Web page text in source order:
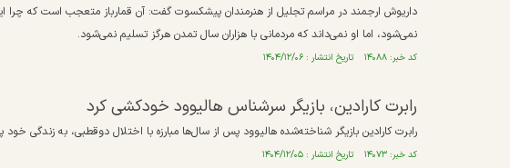
داریوش ارجمند در مراسم تجلیل از هنرمندان پیشکسوت گفت: آن قمارباز متعجب است که چرا
نمی‌شود، اما او نمی‌داند که مردمانی با هزاران سال تمدن هرگز تسلیم نمی‌شود.
کد خبر: ۱۴۰۸۸ تاریخ انتشار : ۱۴۰۴/۱۲/۰۶
رابرت کارادین، بازیگر سرشناس هالیوود خودکشی کرد
رابرت کارادین بازیگر شناخته‌شده هالیوود پس از سال‌ها مبارزه با اختلال دوقطبی، به زندگی خود
کد خبر: ۱۴۰۷۳ تاریخ انتشار : ۱۴۰۴/۱۲/۰۵